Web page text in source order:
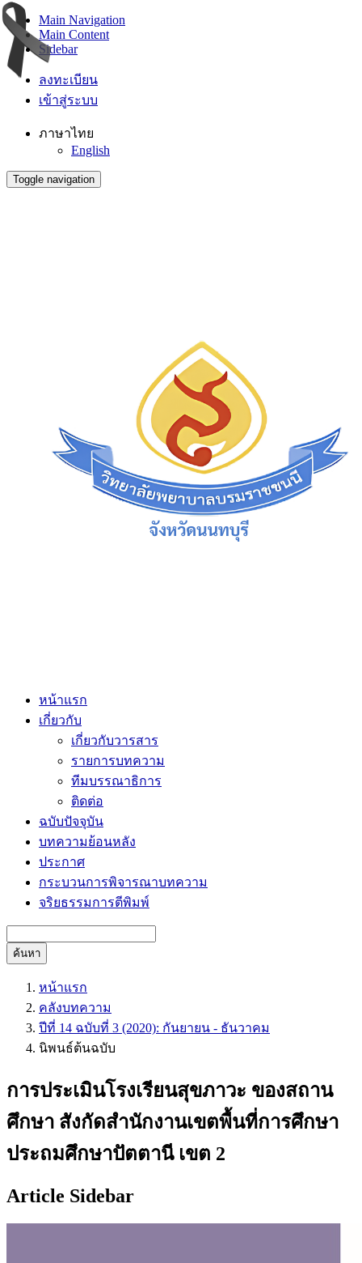
Main Navigation
Main Content
Sidebar
ลงทะเบียน
เข้าสู่ระบบ
ภาษาไทย
English
Toggle navigation
หน้าแรก
เกี่ยวกับ
เกี่ยวกับวารสาร
รายการบทความ
ทีมบรรณาธิการ
ติดต่อ
ฉบับปัจจุบัน
บทความย้อนหลัง
ประกาศ
กระบวนการพิจารณาบทความ
จริยธรรมการตีพิมพ์
ค้นหา
หน้าแรก
คลังบทความ
ปีที่ 14 ฉบับที่ 3 (2020): กันยายน - ธันวาคม
นิพนธ์ต้นฉบับ
การประเมินโรงเรียนสุขภาวะ ของสถาน
ศึกษา สังกัดสำนักงานเขตพื้นที่การศึกษา
ประถมศึกษาปัตตานี เขต 2
Article Sidebar